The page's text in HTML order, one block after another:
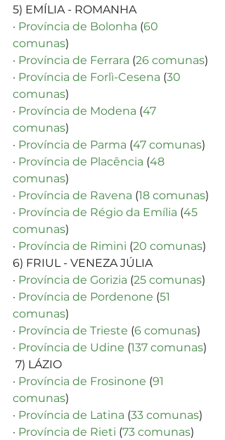
5) EMÍLIA - ROMANHA
· Província de Bolonha (60
comunas)
· Província de Ferrara (26 comunas)
· Província de Forlì-Cesena (30
comunas)
· Província de Modena (47
comunas)
· Província de Parma (47 comunas)
· Província de Placência (48
comunas)
· Província de Ravena (18 comunas)
· Província de Régio da Emília (45
comunas)
· Província de Rimini (20 comunas)
6) FRIUL - VENEZA JÚLIA
· Província de Gorizia (25 comunas)
· Província de Pordenone (51
comunas)
· Província de Trieste (6 comunas)
· Província de Udine (137 comunas)
7) LÁZIO
· Província de Frosinone (91
comunas)
· Província de Latina (33 comunas)
· Província de Rieti (73 comunas)